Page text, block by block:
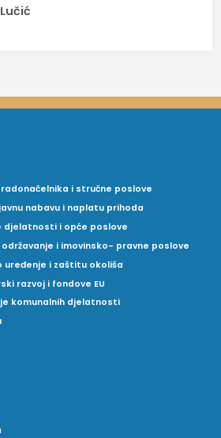
i stručne poslove
nabavu i naplatu prihoda
djelatnosti i opće poslove
i imovinsko- pravne poslove
uređenje i zaštitu okoliša
razvoj i fondove EU
komunalnih djelatnosti